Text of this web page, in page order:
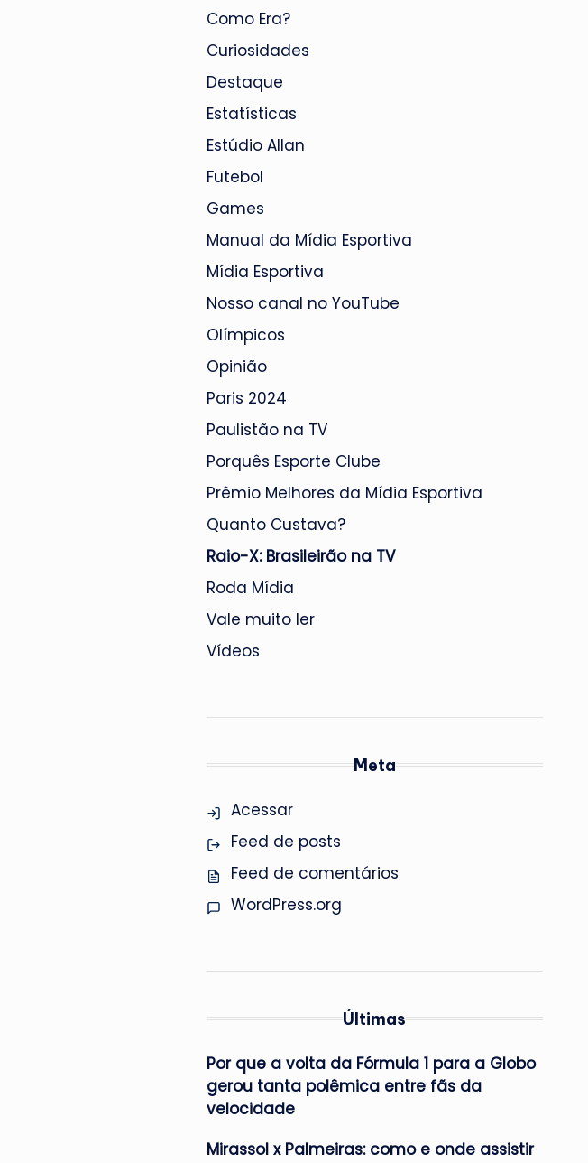
Como Era?
Curiosidades
Destaque
Estatísticas
Estúdio Allan
Futebol
Games
Manual da Mídia Esportiva
Mídia Esportiva
Nosso canal no YouTube
Olímpicos
Opinião
Paris 2024
Paulistão na TV
Porquês Esporte Clube
Prêmio Melhores da Mídia Esportiva
Quanto Custava?
Raio-X: Brasileirão na TV
Roda Mídia
Vale muito ler
Vídeos
Meta
Acessar
Feed de posts
Feed de comentários
WordPress.org
Últimas
Por que a volta da Fórmula 1 para a Globo
gerou tanta polêmica entre fãs da
velocidade
Mirassol x Palmeiras: como e onde assistir